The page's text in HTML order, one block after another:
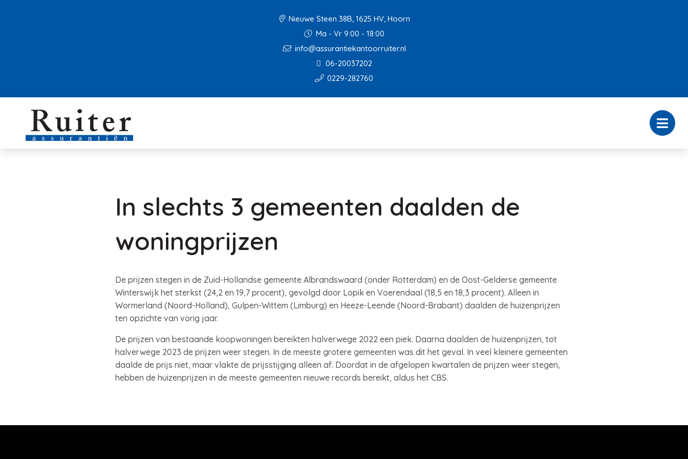
Nieuwe Steen 38B, 1625 HV, Hoorn
Ma - Vr 9:00 - 18:00
info@assurantiekantoorruiter.nl
06-20037202
0229-282760
In slechts 3 gemeenten daalden de
woningprijzen
De prijzen stegen in de Zuid-Hollandse gemeente Albrandswaard (onder Rotterdam) en de Oost-Gelderse gemeente
Winterswijk het sterkst (24,2 en 19,7 procent), gevolgd door Lopik en Voerendaal (18,5 en 18,3 procent). Alleen in
Wormerland (Noord-Holland), Gulpen-Wittem (Limburg) en Heeze-Leende (Noord-Brabant) daalden de huizenprijzen
ten opzichte van vorig jaar.
De prijzen van bestaande koopwoningen bereikten halverwege 2022 een piek. Daarna daalden de huizenprijzen, tot
halverwege 2023 de prijzen weer stegen. In de meeste grotere gemeenten was dit het geval. In veel kleinere gemeenten
daalde de prijs niet, maar vlakte de prijsstijging alleen af. Doordat in de afgelopen kwartalen de prijzen weer stegen,
hebben de huizenprijzen in de meeste gemeenten nieuwe records bereikt, aldus het CBS.